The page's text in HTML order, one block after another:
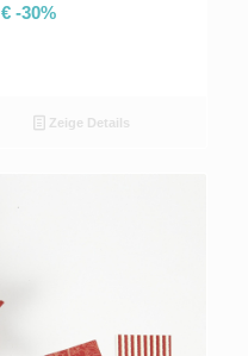
€-30%
Zeige Details